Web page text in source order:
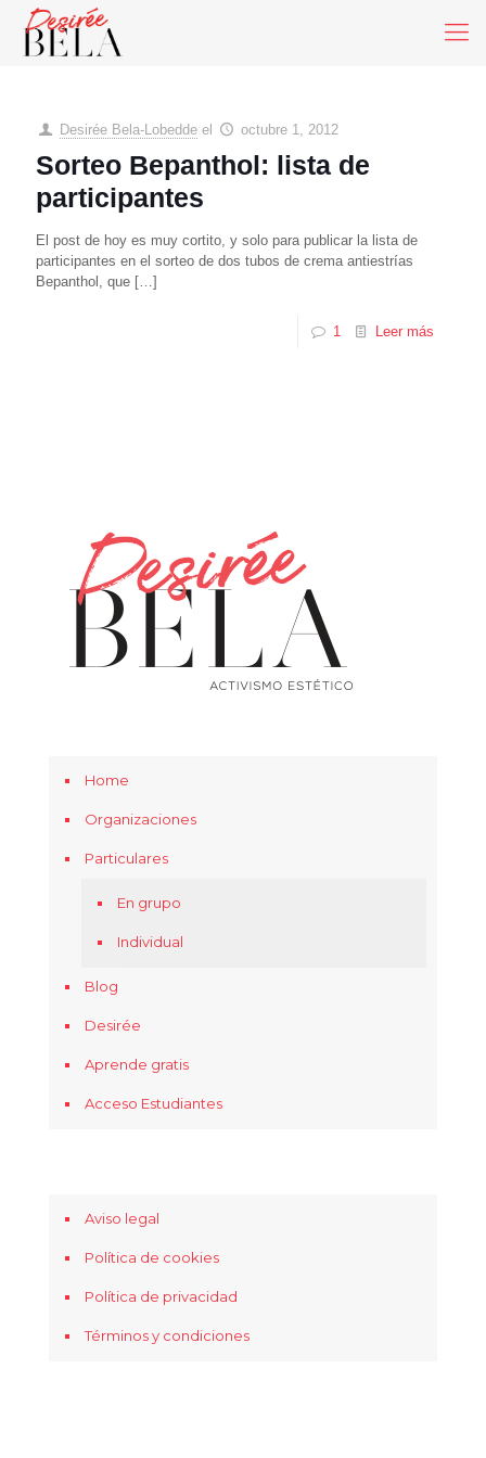
Desirée Bela-Lobedde el octubre 1, 2012
Sorteo Bepanthol: lista de
participantes
El post de hoy es muy cortito, y solo para publicar la lista de
participantes en el sorteo de dos tubos de crema antiestrías
Bepanthol, que […]
1 Leer más
Home
Organizaciones
Particulares
En grupo
Individual
Blog
Desirée
Aprende gratis
Acceso Estudiantes
Aviso legal
Política de cookies
Política de privacidad
Términos y condiciones